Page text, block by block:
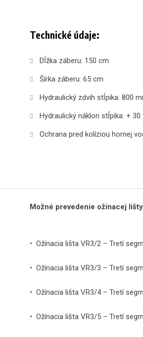
Technické údaje:
Dĺžka záberu: 150 cm
Šírka záberu: 65 cm
Hydraulický zdvih stĺpika: 800
Hydraulický náklon stĺpika: + 30
Ochrana pred kolíziou hornej
Možné prevedenie ožínacej lišty
• Ožínacia lišta VR3/2 – Tretí
• Ožínacia lišta VR3/3 – Tretí
• Ožínacia lišta VR3/4 – Tretí
• Ožínacia lišta VR3/5 – Tretí